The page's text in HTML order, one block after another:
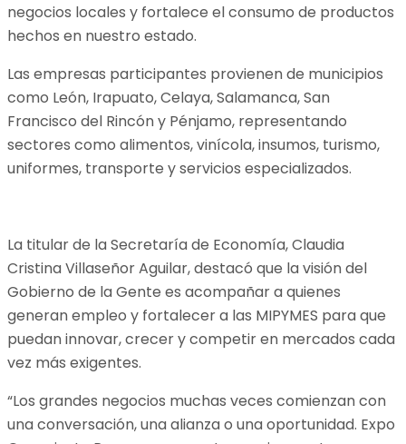
negocios locales y fortalece el consumo de productos
hechos en nuestro estado.
Las empresas participantes provienen de municipios
como León, Irapuato, Celaya, Salamanca, San
Francisco del Rincón y Pénjamo, representando
sectores como alimentos, vinícola, insumos, turismo,
uniformes, transporte y servicios especializados.
La titular de la Secretaría de Economía, Claudia
Cristina Villaseñor Aguilar, destacó que la visión del
Gobierno de la Gente es acompañar a quienes
generan empleo y fortalecer a las MIPYMES para que
puedan innovar, crecer y competir en mercados cada
vez más exigentes.
“Los grandes negocios muchas veces comienzan con
una conversación, una alianza o una oportunidad. Expo